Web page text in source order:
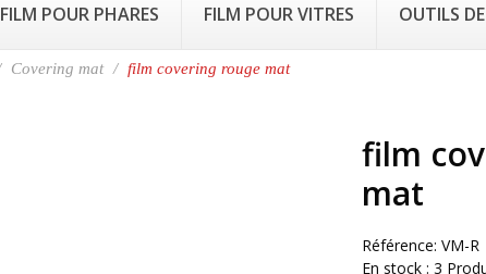
FILM POUR PHARES FILM POUR VITRES OUTILS
Covering mat film covering rouge mat
film
mat
Référence: VM-R
En stock : 3